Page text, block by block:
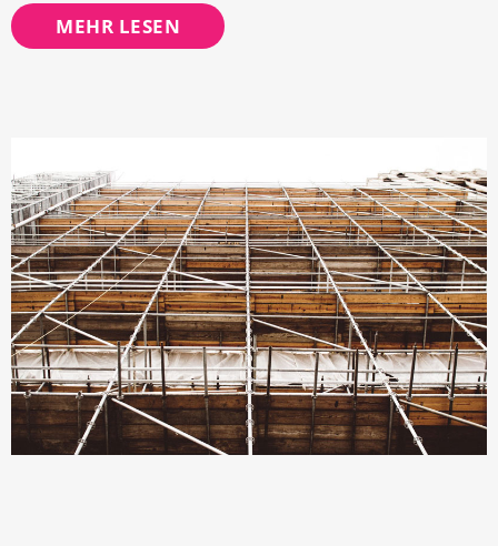
MEHR LESEN